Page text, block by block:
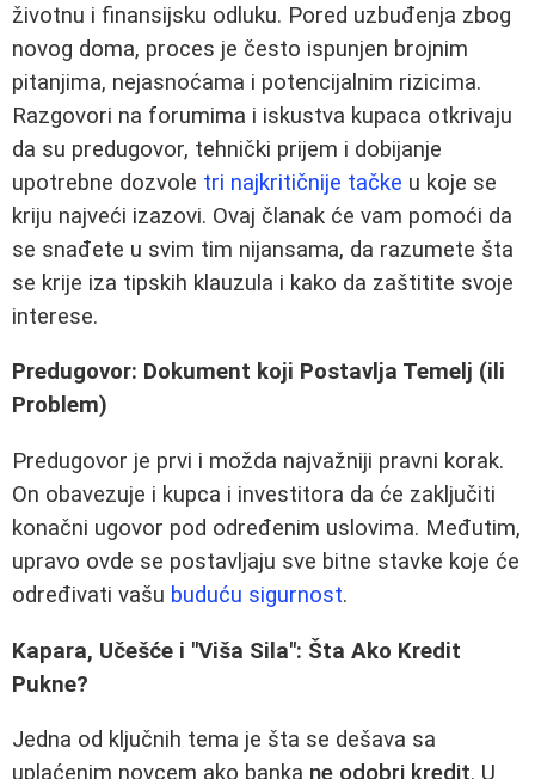
životnu i finansijsku odluku. Pored uzbuđenja zbog
novog doma, proces je često ispunjen brojnim
pitanjima, nejasnoćama i potencijalnim rizicima.
Razgovori na forumima i iskustva kupaca otkrivaju
da su predugovor, tehnički prijem i dobijanje
upotrebne dozvole tri najkritičnije tačke u koje se
kriju najveći izazovi. Ovaj članak će vam pomoći da
se snađete u svim tim nijansama, da razumete šta
se krije iza tipskih klauzula i kako da zaštitite svoje
interese.
Predugovor: Dokument koji Postavlja Temelj (ili
Problem)
Predugovor je prvi i možda najvažniji pravni korak.
On obavezuje i kupca i investitora da će zaključiti
konačni ugovor pod određenim uslovima. Međutim,
upravo ovde se postavljaju sve bitne stavke koje će
određivati vašu buduću sigurnost.
Kapara, Učešće i "Viša Sila": Šta Ako Kredit
Pukne?
Jedna od ključnih tema je šta se dešava sa
uplaćenim novcem ako banka ne odobri kredit. U